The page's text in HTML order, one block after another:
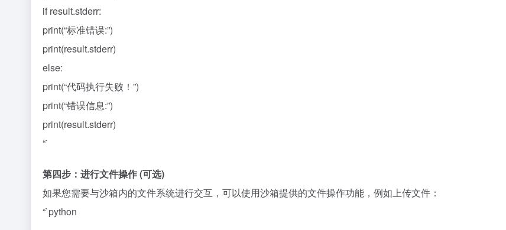
if result.stderr:
print(“标准错误:”)
print(result.stderr)
else:
print(“代码执行失败！”)
print(“错误信息:”)
print(result.stderr)
“`
第四步：进行文件操作 (可选)
如果您需要与沙箱内的文件系统进行交互，可以使用沙箱提供的文件操作功能，例如上传文件：
“`python